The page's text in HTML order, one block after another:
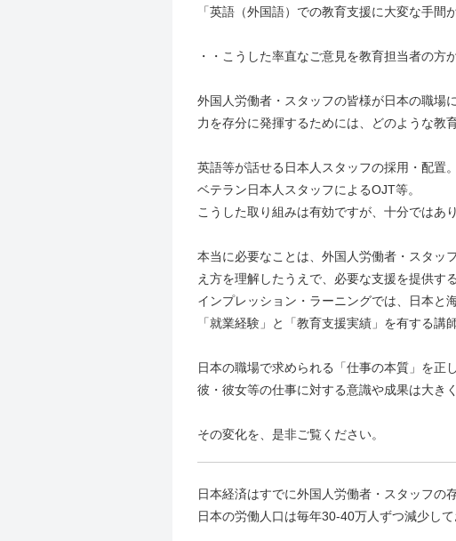
「英語（外国語）での教育支援に大変な手間
・・こうした率直なご意見を教育担当者の方
外国人労働者・スタッフの皆様が日本の職場
力を存分に発揮するためには、どのような教
英語等が話せる日本人スタッフの採用・配置
ベテラン日本人スタッフによるOJT等。
こうした取り組みは有効ですが、十分ではあり
本当に必要なことは、外国人労働者・スタッ
え方を理解したうえで、必要な支援を提供する
インプレッション・ラーニングでは、日本と
「就業経験」と「教育支援実績」を有する講
日本の職場で求められる「仕事の本質」を正
彼・彼女等の仕事に対する意識や成果は大き
その変化を、是非ご覧ください。
日本経済はすでに外国人労働者・スタッフの
日本の労働人口は毎年30-40万人ずつ減少し